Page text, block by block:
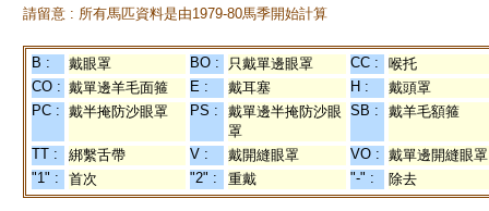
請留意 : 所有馬匹資料是由1979-80馬季開始計算
B : 戴眼罩 BO : 只戴單邊眼罩 CC :
喉托
CO : 戴單邊羊毛面箍 E : 戴耳塞 H :
戴頭罩
PC : 戴半掩防沙眼罩 PS :
戴單邊半掩防沙眼
罩
SB : 戴羊毛額箍
TT : 綁繫舌帶 V : 戴開縫眼罩 VO : 戴單邊開縫眼罩
"1" :
首次 "2" : 重戴 "-" : 除去